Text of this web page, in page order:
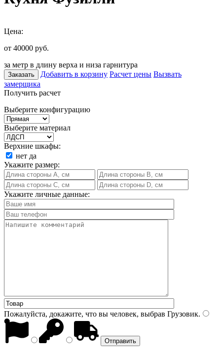
Цена:
от 40000 руб.
за метр в длину верха и низа гарнитура
Заказать Добавить в корзину Расчет цены Вызвать
замерщика
Получить расчет
Выберите конфигурацию
Выберите материал
Верхние шкафы:
нет да
Укажите размер:
Укажите личные данные:
Пожалуйста, докажите, что вы человек, выбрав Грузовик.